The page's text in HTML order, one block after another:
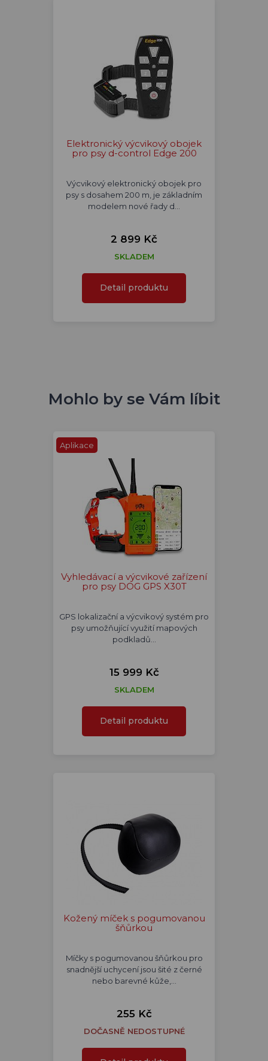
Elektronický výcvikový obojek
pro psy d-control Edge 200
Výcvikový elektronický obojek pro
psy s dosahem 200 m, je základním
modelem nové řady d…
2 899 Kč
SKLADEM
Detail produktu
Mohlo by se Vám líbit
Aplikace
Vyhledávací a výcvikové zařízení
pro psy DOG GPS X30T
GPS lokalizační a výcvikový systém pro
psy umožňující využití mapových
podkladů…
15 999 Kč
SKLADEM
Detail produktu
Kožený míček s pogumovanou
šňůrkou
Míčky s pogumovanou šňůrkou pro
snadnější uchycení jsou šité z černé
nebo barevné kůže,…
255 Kč
DOČASNĚ NEDOSTUPNÉ